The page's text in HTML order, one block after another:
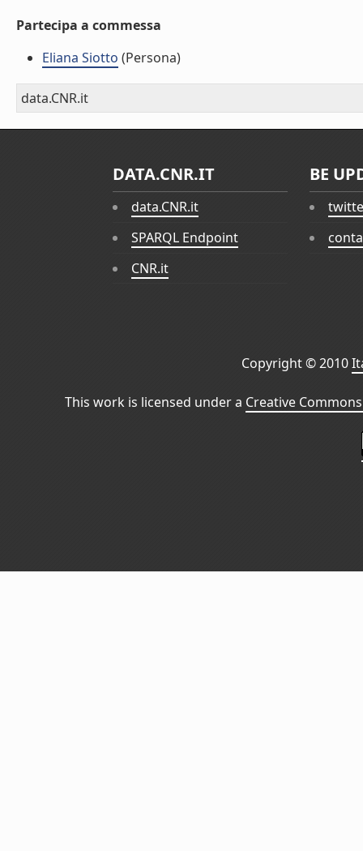
Partecipa a commessa
Eliana Siotto (Persona)
data.CNR.it
DATA.CNR.IT
data.CNR.it
SPARQL Endpoint
CNR.it
BE
Copyright © 2010
This work is licensed under a Creative